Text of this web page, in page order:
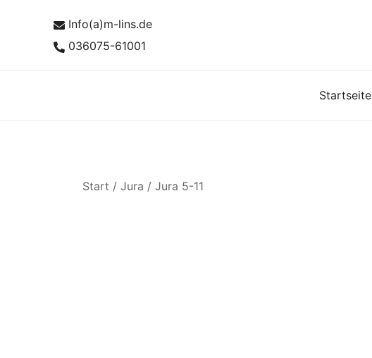
Info(a)m-lins.de
036075-61001
Startseite
Start / Jura / Jura 5-11